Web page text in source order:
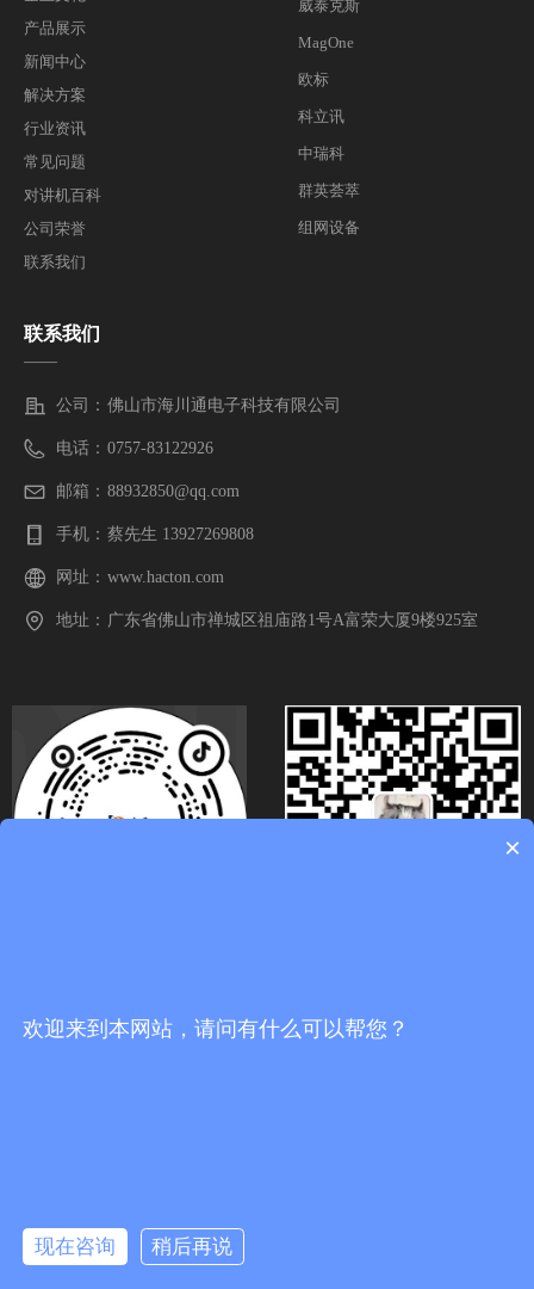
产品展示
新闻中心
解决方案
行业资讯
常见问题
对讲机百科
公司荣誉
联系我们
威泰克斯
MagOne
欧标
科立讯
中瑞科
群英荟萃
组网设备
联系我们
——
公司： 佛山市海川通电子科技有限公司
电话： 0757-83122926
邮箱： 88932850@qq.com
手机： 蔡先生 13927269808
网址： www.hacton.com
地址： 广东省佛山市禅城区祖庙路1号A富荣大厦9楼925室
网站地图：防爆数字对讲机_车载台中继台_无线对讲系统代理商-佛山市海川通电
子科技有限公司
×
欢迎来到本网站，请问有什么可以帮您？
现在咨询 稍后再说